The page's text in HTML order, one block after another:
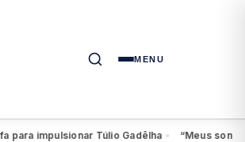
MENU
impulsionar Túlio Gadêlha● “Meus sonhos